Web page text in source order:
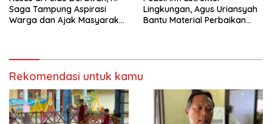
Saga Tampung Aspirasi
Warga dan Ajak Masyarakat
Lingkungan, Agus Uriansyah
Bantu Material Perbaikan
Rekomendasi untuk kamu